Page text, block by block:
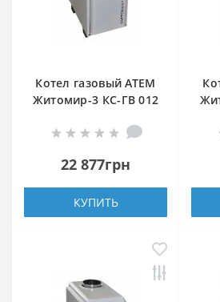
Котел газовый АТЕМ
Житомир-3 КС-ГВ 012
22 877грн
КУПИТЬ